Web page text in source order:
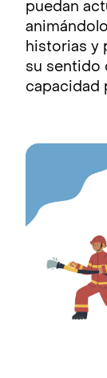
puedan
historias y
su sentido
capacidad